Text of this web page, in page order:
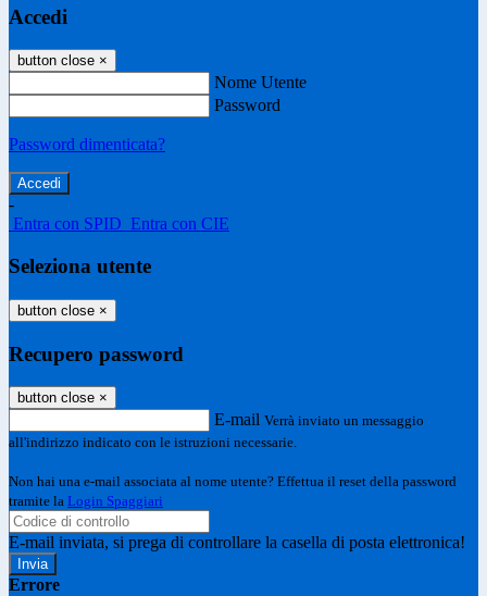
Accedi
button close ×
Nome Utente
Password
Password dimenticata?
-
Entra con SPID Entra con CIE
Seleziona utente
button close ×
Recupero password
button close ×
E-mail Verrà inviato un messaggio
all'indirizzo indicato con le istruzioni necessarie.
Non hai una e-mail associata al nome utente? Effettua il reset della password
tramite la Login Spaggiari
E-mail inviata, si prega di controllare la casella di posta elettronica!
Errore